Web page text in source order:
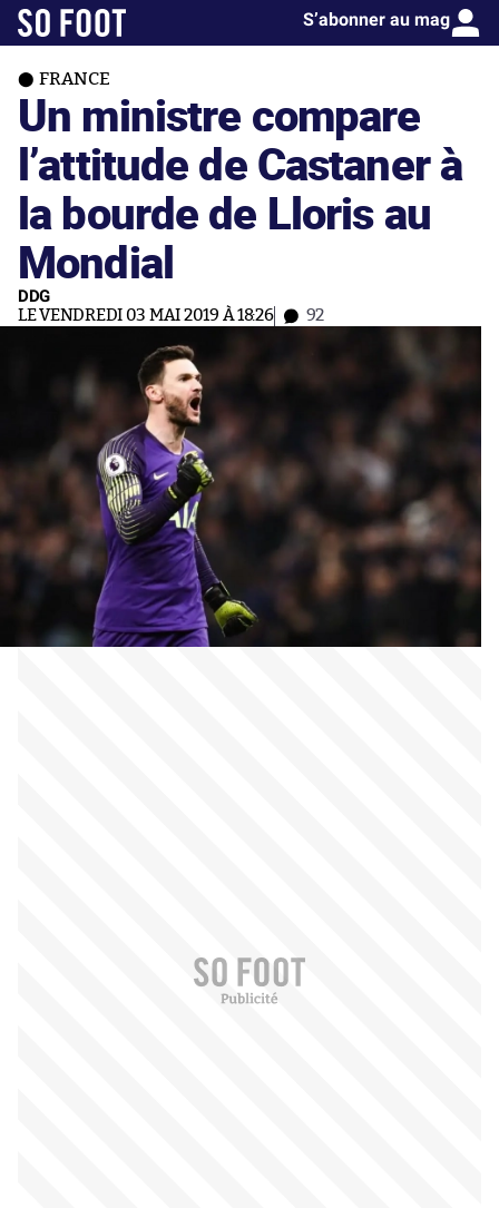
S’abonner au mag
FRANCE
Un ministre compare
l’attitude de Castaner à
la bourde de Lloris au
Mondial
DDG
LE VENDREDI 03 MAI 2019 À 18:26 92